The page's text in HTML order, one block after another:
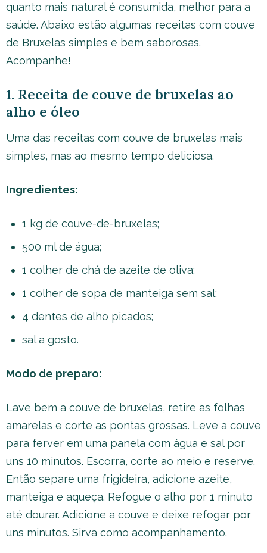
quanto mais natural é consumida, melhor para a
saúde. Abaixo estão algumas receitas com couve
de Bruxelas simples e bem saborosas.
Acompanhe!
1. Receita de couve de bruxelas ao
alho e óleo
Uma das receitas com couve de bruxelas mais
simples, mas ao mesmo tempo deliciosa.
Ingredientes:
1 kg de couve-de-bruxelas;
500 ml de água;
1 colher de chá de azeite de oliva;
1 colher de sopa de manteiga sem sal;
4 dentes de alho picados;
sal a gosto.
Modo de preparo:
Lave bem a couve de bruxelas, retire as folhas
amarelas e corte as pontas grossas. Leve a couve
para ferver em uma panela com água e sal por
uns 10 minutos. Escorra, corte ao meio e reserve.
Então separe uma frigideira, adicione azeite,
manteiga e aqueça. Refogue o alho por 1 minuto
até dourar. Adicione a couve e deixe refogar por
uns minutos. Sirva como acompanhamento.